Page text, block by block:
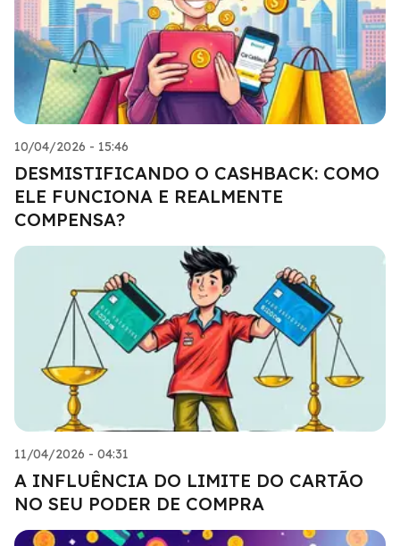
10/04/2026 - 15:46
DESMISTIFICANDO O CASHBACK: COMO
ELE FUNCIONA E REALMENTE
COMPENSA?
11/04/2026 - 04:31
A INFLUÊNCIA DO LIMITE DO CARTÃO
NO SEU PODER DE COMPRA